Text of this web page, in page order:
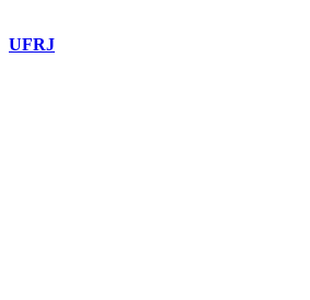
UFRJ